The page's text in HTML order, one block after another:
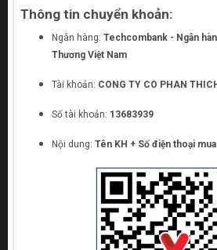
Thông tin chuyển khoản:
Ngân hàng: Techcombank - Ngân
Thương Việt Nam
Tài khoản: CONG TY CO PHAN
Số tài khoản: 13683939
Nội dung: Tên KH + Số điện thoại